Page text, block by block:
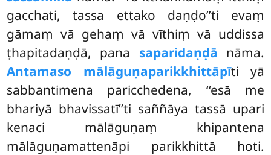
gacchati, tassa ettako daṇḍo’’ti evaṃ
gāmaṃ vā gehaṃ vā vīthiṃ vā uddissa
ṭhapitadaṇḍā, pana saparidaṇḍā nāma.
Antamaso mālāguṇaparikkhittāpīti yā
sabbantimena paricchedena, ‘‘esā me
bhariyā bhavissatī’’ti saññāya tassā upari
kenaci mālāguṇaṃ khipantena
mālāguṇamattenāpi parikkhittā hoti.